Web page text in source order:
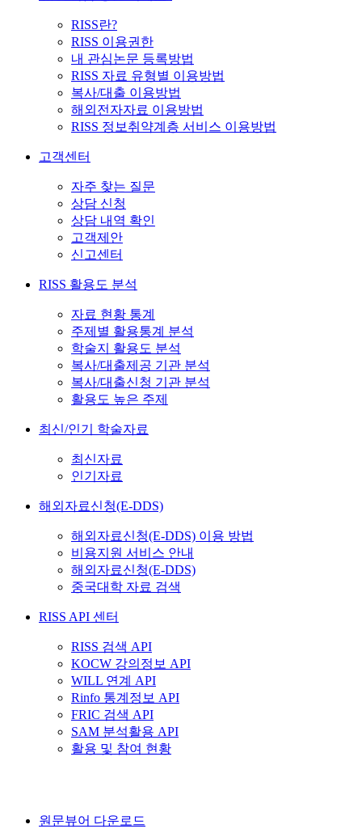
RISS란?
RISS 이용권한
내 관심논문 등록방법
RISS 자료 유형별 이용방법
복사/대출 이용방법
해외전자자료 이용방법
RISS 정보취약계층 서비스 이용방법
고객센터
자주 찾는 질문
상담 신청
상담 내역 확인
고객제안
신고센터
RISS 활용도 분석
자료 현황 통계
주제별 활용통계 분석
학술지 활용도 분석
복사/대출제공 기관 분석
복사/대출신청 기관 분석
활용도 높은 주제
최신/인기 학술자료
최신자료
인기자료
해외자료신청(E-DDS)
해외자료신청(E-DDS) 이용 방법
비용지원 서비스 안내
해외자료신청(E-DDS)
중국대학 자료 검색
RISS API 센터
RISS 검색 API
KOCW 강의정보 API
WILL 연계 API
Rinfo 통계정보 API
FRIC 검색 API
SAM 분석활용 API
활용 및 참여 현황
원문뷰어 다운로드